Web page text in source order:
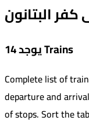
كفر البتانون
يوجد 14 Trains
Complete list of
departure and
of stops. Sort the